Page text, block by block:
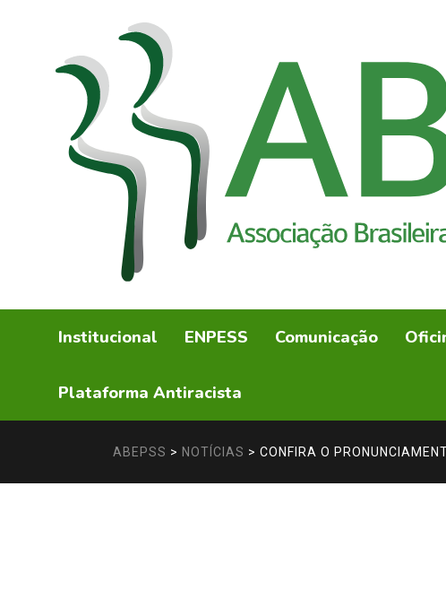
Institucional ENPESS Comunicação
Plataforma Antiracista
ABEPSS > NOTÍCIAS > CONFIRA O